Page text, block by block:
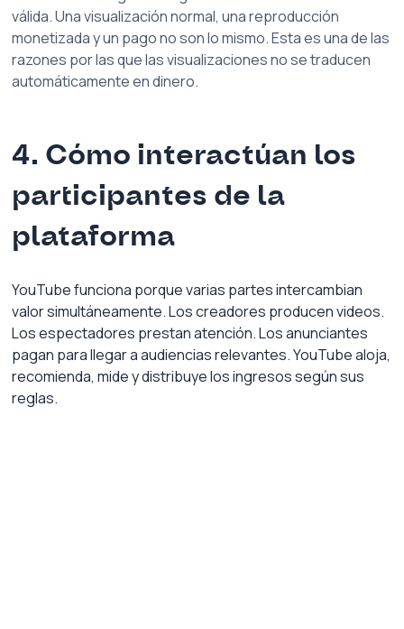
válida. Una visualización normal, una reproducción
monetizada y un pago no son lo mismo. Esta es una de las
razones por las que las visualizaciones no se traducen
automáticamente en dinero.
4. Cómo interactúan los
participantes de la
plataforma
YouTube funciona porque varias partes intercambian
valor simultáneamente. Los creadores producen videos.
Los espectadores prestan atención. Los anunciantes
pagan para llegar a audiencias relevantes. YouTube aloja,
recomienda, mide y distribuye los ingresos según sus
reglas.